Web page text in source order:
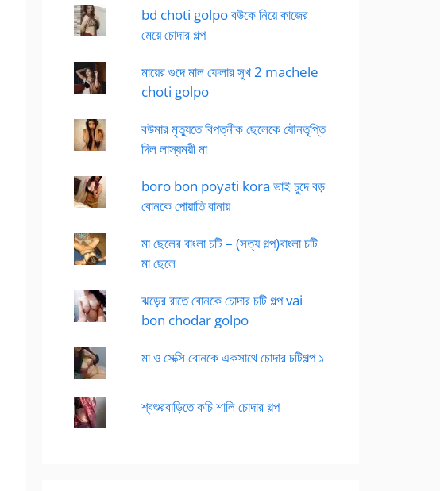
bd choti golpo বউকে নিয়ে কাজের
মেয়ে চোদার গল্প
মায়ের গুদে মাল ফেলার সুখ 2 machele
choti golpo
বউমার মৃত্যুতে বিপত্নীক ছেলেকে যৌনতৃপ্তি
দিল লাস্যময়ী মা
boro bon poyati kora ভাই চুদে বড়
বোনকে পোয়াতি বানায়
মা ছেলের বাংলা চটি – (সত্য গল্প)বাংলা চটি
মা ছেলে
ঝড়ের রাতে বোনকে চোদার চটি গল্প vai
bon chodar golpo
মা ও সেক্সি বোনকে একসাথে চোদার চটিগল্প ১
শ্বশুরবাড়িতে কচি শালি চোদার গল্প